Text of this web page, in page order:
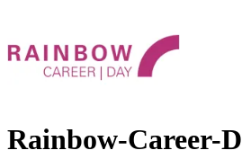
Rainbow-Career-